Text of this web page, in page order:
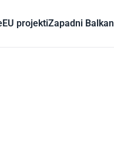
EU projektiZapadni Balkan